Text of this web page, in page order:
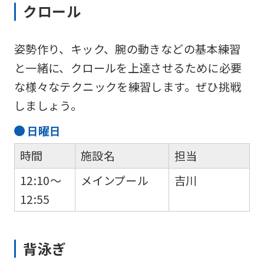
クロール
姿勢作り、キック、腕の動きなどの基本練習
と一緒に、クロールを上達させるために必要
な様々なテクニックを練習します。ぜひ挑戦
しましょう。
日曜日
時間
12:10～
12:55
施設名
メインプール
担当
吉川
背泳ぎ